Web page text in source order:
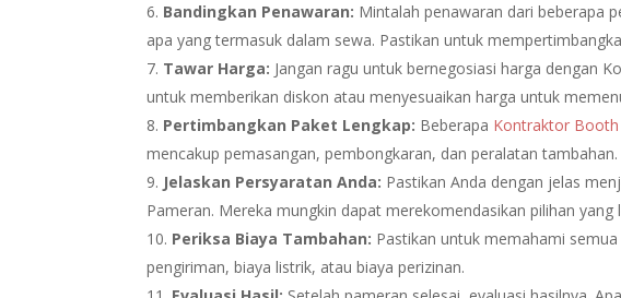
Bandingkan Penawaran: Mintalah penawaran dari beberapa
apa yang termasuk dalam sewa. Pastikan untuk
Tawar Harga: Jangan ragu untuk bernegosiasi harga dengan
untuk memberikan diskon atau menyesuaikan harga untuk
Pertimbangkan Paket Lengkap: Beberapa Kontraktor Booth
mencakup pemasangan, pembongkaran, dan peralatan
Jelaskan Persyaratan Anda: Pastikan Anda dengan jelas
Pameran. Mereka mungkin dapat merekomendasikan pilihan
Periksa Biaya Tambahan: Pastikan untuk memahami
pengiriman, biaya listrik, atau biaya perizinan.